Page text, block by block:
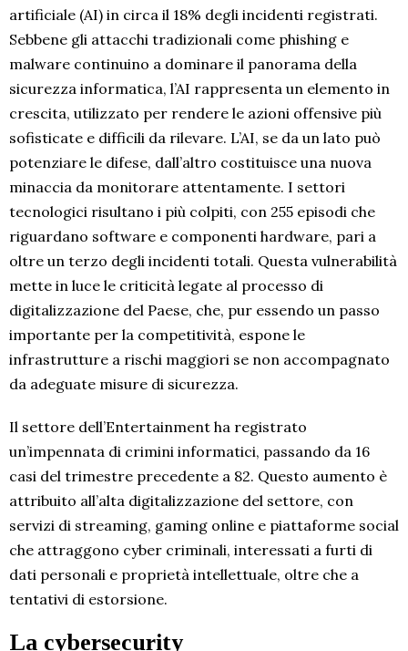
artificiale (AI) in circa il 18% degli incidenti registrati.
Sebbene gli attacchi tradizionali come phishing e
malware continuino a dominare il panorama della
sicurezza informatica, l’AI rappresenta un elemento in
crescita, utilizzato per rendere le azioni offensive più
sofisticate e difficili da rilevare. L’AI, se da un lato può
potenziare le difese, dall’altro costituisce una nuova
minaccia da monitorare attentamente. I settori
tecnologici risultano i più colpiti, con 255 episodi che
riguardano software e componenti hardware, pari a
oltre un terzo degli incidenti totali. Questa vulnerabilità
mette in luce le criticità legate al processo di
digitalizzazione del Paese, che, pur essendo un passo
importante per la competitività, espone le
infrastrutture a rischi maggiori se non accompagnato
da adeguate misure di sicurezza.
Il settore dell’Entertainment ha registrato
un’impennata di crimini informatici, passando da 16
casi del trimestre precedente a 82. Questo aumento è
attribuito all’alta digitalizzazione del settore, con
servizi di streaming, gaming online e piattaforme social
che attraggono cyber criminali, interessati a furti di
dati personali e proprietà intellettuale, oltre che a
tentativi di estorsione.
La cybersecurity